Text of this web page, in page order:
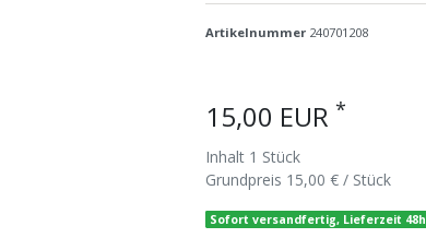
Artikelnummer 240701208
15,00 EUR *
Inhalt 1 Stück
Grundpreis 15,00 € / Stück
Sofort versandfertig, Lieferzeit 48h